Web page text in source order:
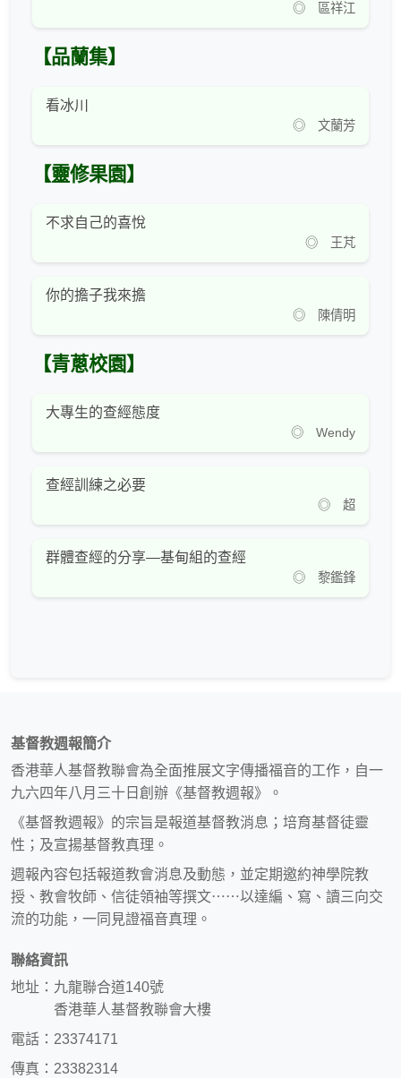
◎ 區祥江
【品蘭集】
看冰川
◎ 文蘭芳
【靈修果園】
不求自己的喜悅
◎ 王芃
你的擔子我來擔
◎ 陳倩明
【青蔥校園】
大專生的查經態度
◎ Wendy
查經訓練之必要
◎ 超
群體查經的分享—基甸組的查經
◎ 黎鑑鋒
基督教週報簡介
香港華人基督教聯會為全面推展文字傳播福音的工作，自一
九六四年八月三十日創辦《基督教週報》。
《基督教週報》的宗旨是報道基督教消息；培育基督徒靈
性；及宣揚基督教真理。
週報內容包括報道教會消息及動態，並定期邀約神學院教
授、教會牧師、信徒領袖等撰文⋯⋯以達編、寫、讀三向交
流的功能，一同見證福音真理。
聯絡資訊
地址：九龍聯合道140號
香港華人基督教聯會大樓
電話：23374171
傳真：23382314